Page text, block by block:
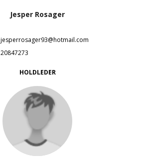
Jesper Rosager
jesperrosager93@hotmail.com
20847273
HOLDLEDER